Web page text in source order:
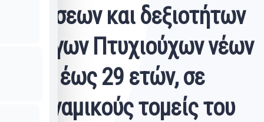
γνώσεων και δεξιοτήτων
ανέργων Πτυχιούχων νέων
έως 29 ετών, σε
δυναμικούς τομείς του